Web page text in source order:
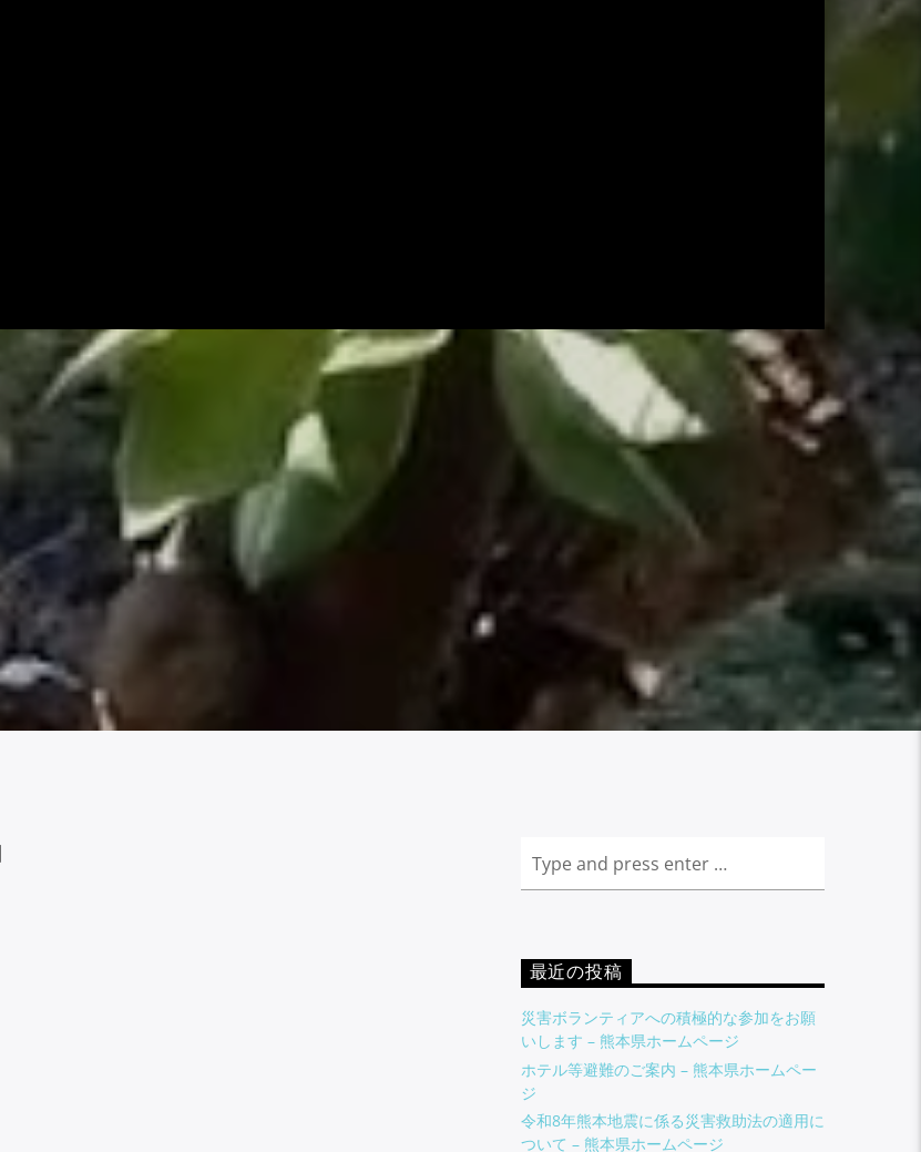
最近の投稿
災害ボランティアへの積極的な参加をお願
いします – 熊本県ホームページ
ホテル等避難のご案内 – 熊本県ホームペー
ジ
令和8年熊本地震に係る災害救助法の適用に
ついて – 熊本県ホームページ